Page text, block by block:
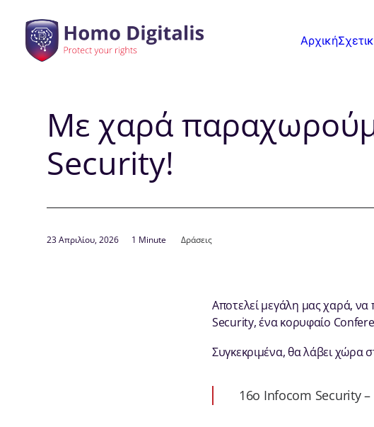
Αρχική
Με χαρά
Security!
23 Απριλίου, 2026 1 Minute Δράσεις
Αποτελεί μεγάλη μας χαρά,
Security, ένα κορυφαίο
Συγκεκριμένα, θα λάβει χώρα
16o Infocom Security –